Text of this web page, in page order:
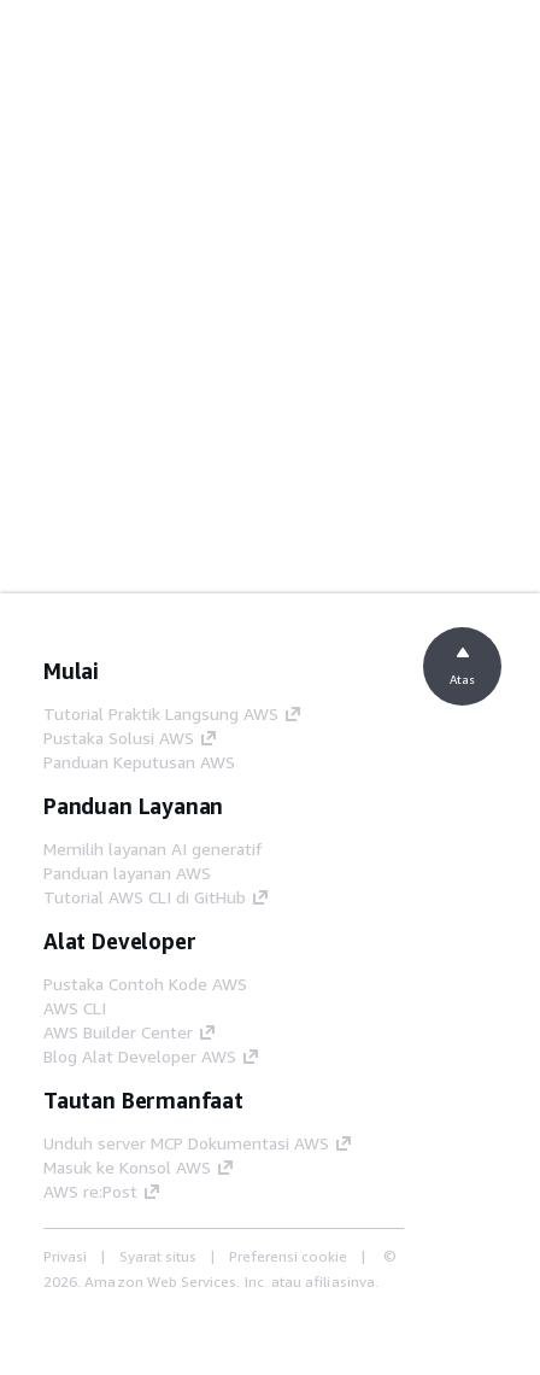
Mulai
Tutorial Praktik Langsung AWS
Pustaka Solusi AWS
Panduan Keputusan AWS
Panduan Layanan
Memilih layanan AI generatif
Panduan layanan AWS
Tutorial AWS CLI di GitHub
Alat Developer
Pustaka Contoh Kode AWS
AWS CLI
AWS Builder Center
Blog Alat Developer AWS
Tautan Bermanfaat
Unduh server MCP Dokumentasi AWS
Masuk ke Konsol AWS
AWS re:Post
Privasi Syarat situs Preferensi cookie
©
2026, Amazon Web Services, Inc. atau afiliasinya.
Atas